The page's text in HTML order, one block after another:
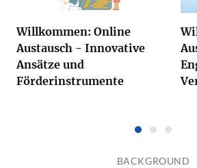
Willkommen: Online
Austausch - Innovative
Ansätze und
Förderinstrumente
BACKGROUND